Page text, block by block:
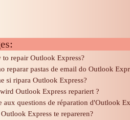
to repair Outlook Express?
reparar pastas de email do Outlook
si ripara Outlook Express?
Outlook Express repariert ?
aux questions de réparation d'Outlook
Express te repareren?